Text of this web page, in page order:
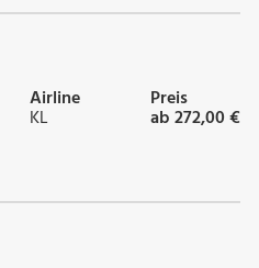
Airline
KL
Preis
ab 272,00 €